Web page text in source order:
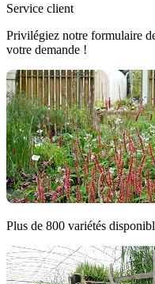
Service client
Privilégiez notre formulaire
votre demande !
Plus de 800 variétés